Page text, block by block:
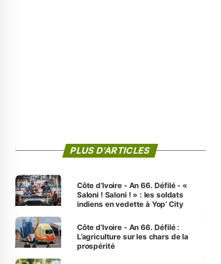
PLUS D'ARTICLES
Côte d’Ivoire - An 66. Défilé - «
Saloni ! Saloni ! » : les soldats
indiens en vedette à Yop’ City
Côte d’Ivoire - An 66. Défilé :
L’agriculture sur les chars de la
prospérité